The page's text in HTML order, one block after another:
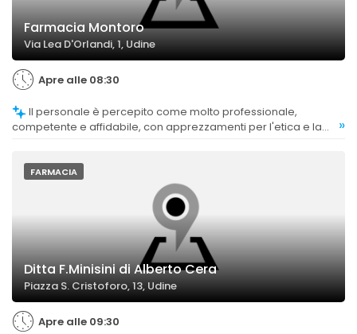
Farmacia Montoro
Via Lea D'Orlandi, 1, Udine
Apre alle 08:30
competente e affidabile, con apprezzamenti per l'etica e la
»
FARMACIA
Ditta F.Minisini di Alberto Cera
Piazza S. Cristoforo, 13, Udine
Apre alle 09:30